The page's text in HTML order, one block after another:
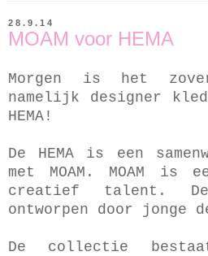
28.9.14
MOAM voor HEMA
Morgen is het
namelijk designer
HEMA!
De HEMA is een
met MOAM. MOAM is
creatief talent.
ontworpen door jonge
De collectie